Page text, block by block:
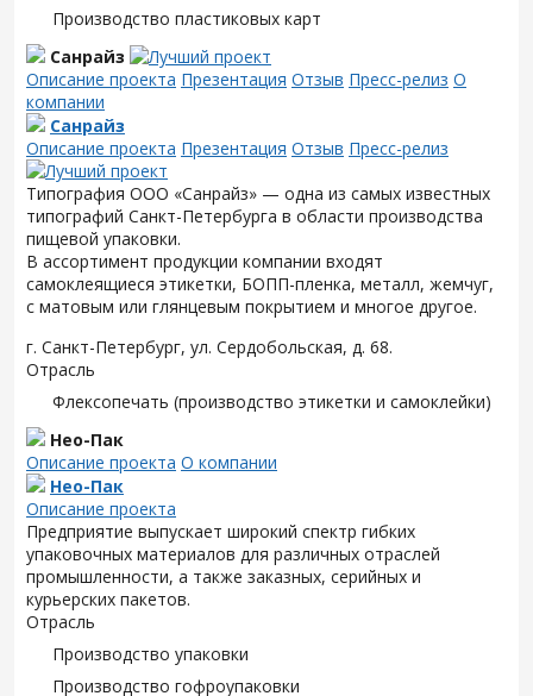
Производство пластиковых карт
Санрайз
Описание проекта Презентация Отзыв Пресс-релиз О
компании
Санрайз
Описание проекта Презентация Отзыв Пресс-релиз
Типография ООО «Санрайз» — одна из самых известных
типографий Санкт-Петербурга в области производства
пищевой упаковки.
В ассортимент продукции компании входят
самоклеящиеся этикетки, БОПП-пленка, металл, жемчуг,
с матовым или глянцевым покрытием и многое другое.
г. Санкт-Петербург, ул. Сердобольская, д. 68.
Отрасль
Флексопечать (производство этикетки и самоклейки)
Нео-Пак
Описание проекта О компании
Нео-Пак
Описание проекта
Предприятие выпускает широкий спектр гибких
упаковочных материалов для различных отраслей
промышленности, а также заказных, серийных и
курьерских пакетов.
Отрасль
Производство упаковки
Производство гофроупаковки